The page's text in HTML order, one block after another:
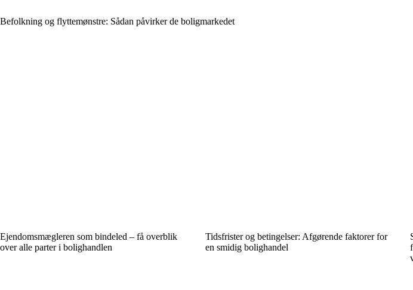
Befolkning og flyttemønstre: Sådan påvirker de boligmarkedet
Ejendomsmægleren som bindeled – få overblik
over alle parter i bolighandlen
Tidsfrister og betingelser: Afgørende faktorer for
en smidig bolighandel